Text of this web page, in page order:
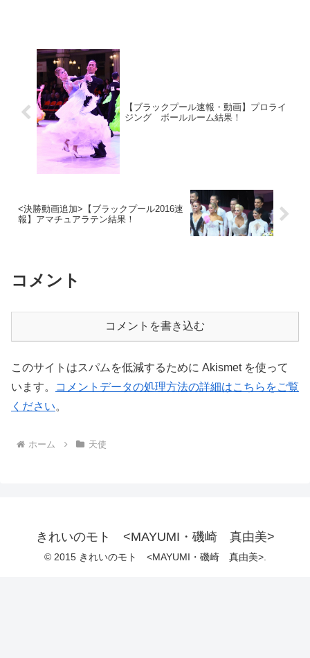
【ブラックプール速報・動画】プロライ
ジング ボールルーム結果！
<決勝動画追加>【ブラックプール2016速
報】アマチュアラテン結果！
コメント
コメントを書き込む
このサイトはスパムを低減するために Akismet を使って
います。
コメントデータの処理方法の詳細はこちらをご覧
ください。
ホーム 天使
きれいのモト <MAYUMI・磯崎 真由美>
© 2015 きれいのモト <MAYUMI・磯崎 真由美>.